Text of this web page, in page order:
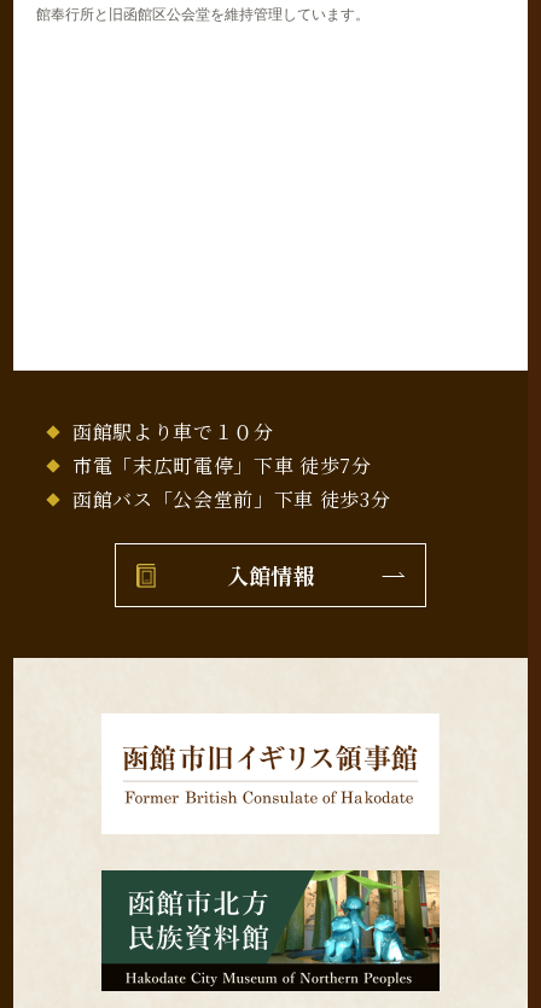
館奉行所と旧函館区公会堂を維持管理しています。
函館駅より車で１０分
市電「末広町電停」下車 徒歩7分
函館バス「公会堂前」下車 徒歩3分
入館情報